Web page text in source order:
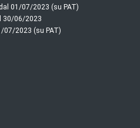
01/07/2023 (su PAT)
30/06/2023
07/2023 (su PAT)